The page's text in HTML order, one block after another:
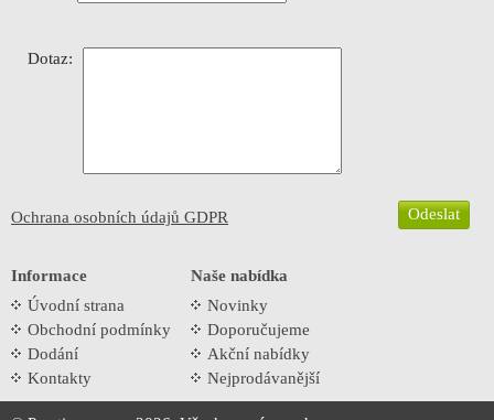
Dotaz:
Ochrana osobních údajů GDPR
Informace
Úvodní strana
Obchodní podmínky
Dodání
Kontakty
Naše nabídka
Novinky
Doporučujeme
Akční nabídky
Nejprodávanější